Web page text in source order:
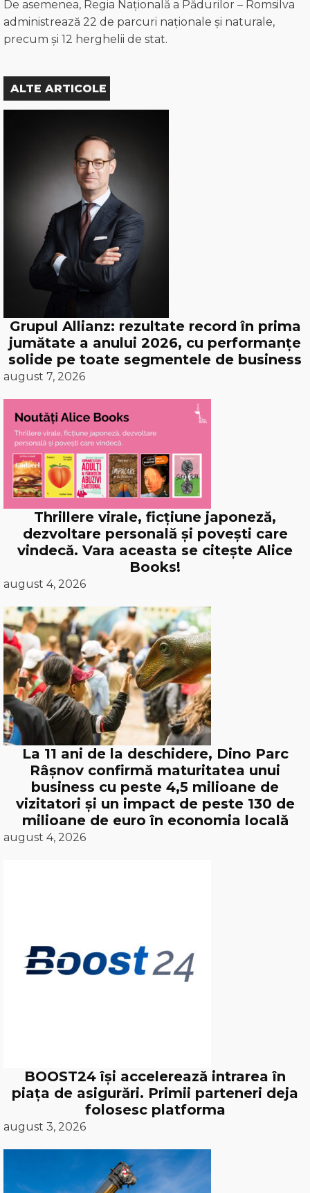
De asemenea, Regia Națională a Pădurilor – Romsilva
administrează 22 de parcuri naționale și naturale,
precum și 12 herghelii de stat.
ALTE ARTICOLE
Grupul Allianz: rezultate record în prima
jumătate a anului 2026, cu performanțe
solide pe toate segmentele de business
august 7, 2026
Thrillere virale, ficțiune japoneză,
dezvoltare personală și povești care
vindecă. Vara aceasta se citește Alice
Books!
august 4, 2026
La 11 ani de la deschidere, Dino Parc
Râșnov confirmă maturitatea unui
business cu peste 4,5 milioane de
vizitatori și un impact de peste 130 de
milioane de euro în economia locală
august 4, 2026
BOOST24 își accelerează intrarea în
piața de asigurări. Primii parteneri deja
folosesc platforma
august 3, 2026